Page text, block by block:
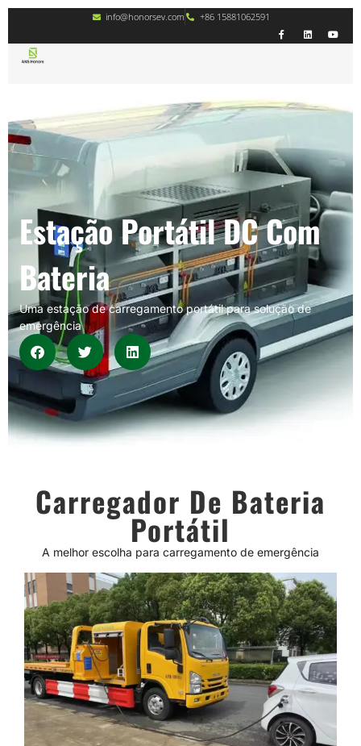
info@honorsev.com +86 15881062591
Estação Portátil DC Com
Bateria
Uma estação de carregamento portátil para solução de
emergência
Carregador De Bateria
Portátil
A melhor escolha para carregamento de emergência